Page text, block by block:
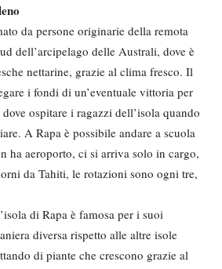
da persone originarie della remota
dell’arcipelago delle Australi, dove è
nettarine, grazie al clima fresco. Il
i fondi di un’eventuale vittoria per
ospitare i ragazzi dell’isola quando
A Rapa è possibile andare a scuola
ha aeroporto, ci si arriva solo in cargo,
da Tahiti, le rotazioni sono ogni tre,
di Rapa è famosa per i suoi
diversa rispetto alle altre isole
di piante che crescono grazie al